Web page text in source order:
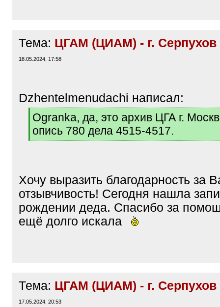
Тема: ЦГАМ (ЦИАМ) - г. Серпухов
18.05.2024, 17:58
Dzhentelmenudachi написал:
[
q
]
Ogranka, да, это архив ЦГА г.
опись 780 дела 4515-4517.
[
Хочу выразить благодарность за
отзывчивость! Сегодня нашла
рождении деда. Спасибо за
ещё долго искала
Тема: ЦГАМ (ЦИАМ) - г. Серпухов
17.05.2024, 20:53